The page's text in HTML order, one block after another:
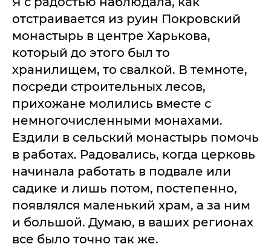
отстраивается из руин Покровский
монастырь в центре Харькова,
который до этого был то
хранилищем, то свалкой. В темноте,
посреди строительных лесов,
прихожане молились вместе с
немногочисленными монахами.
Ездили в сельский монастырь помочь
в работах. Радовались, когда церковь
начинала работать в подвале или
садике и лишь потом, постепенно,
появлялся маленький храм, а за ним
и большой. Думаю, в ваших регионах
все было точно так же.